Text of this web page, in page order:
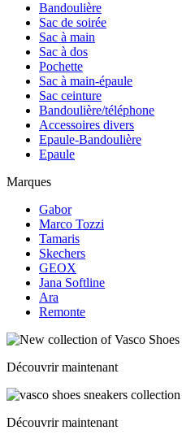
Bandoulière
Sac de soirée
Sac à main
Sac à dos
Pochette
Sac à main-épaule
Sac ceinture
Bandoulière/téléphone
Accessoires divers
Epaule-Bandoulière
Epaule
Marques
Gabor
Marco Tozzi
Tamaris
Skechers
GEOX
Jana Softline
Ara
Remonte
Découvrir maintenant
Découvrir maintenant